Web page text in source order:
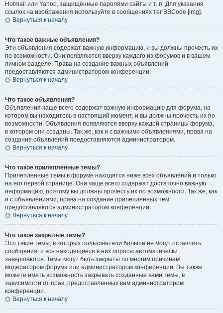
Hotmail или Yahoo, защищённые паролями сайты и т. п. Для указания
ссылок на изображения используйте в сообщениях тег BBCode [img].
Вернуться к началу
Что такое важные объявления?
Эти объявления содержат важную информацию, и вы должны прочесть их
по возможности. Они появляются вверху каждого из форумов и в вашем
личном разделе. Права на создание важных объявлений
предоставляются администратором конференции.
Вернуться к началу
Что такое объявления?
Объявления чаще всего содержат важную информацию для форума, на
котором вы находитесь в настоящий момент, и вы должны прочесть их по
возможности. Объявления появляются вверху каждой страницы форума,
в котором они созданы. Так же, как и с важными объявлениями, права на
создание объявлений предоставляются администратором.
Вернуться к началу
Что такое прилепленные темы?
Прилепленные темы в форуме находятся ниже всех объявлений и только
на его первой странице. Они чаще всего содержат достаточно важную
информацию, поэтому вы должны прочесть их по возможности. Так же, как
и с объявлениями, права на создание прилепленных тем
предоставляются администратором конференции.
Вернуться к началу
Что такое закрытые темы?
Это такие темы, в которых пользователи больше не могут оставлять
сообщения, и все находящиеся в них опросы автоматически
завершаются. Темы могут быть закрыты по многим причинам
модератором форума или администратором конференции. Вы также
можете иметь возможность закрывать созданные вами темы, в
зависимости от прав, предоставленных вам администратором
конференции.
Вернуться к началу